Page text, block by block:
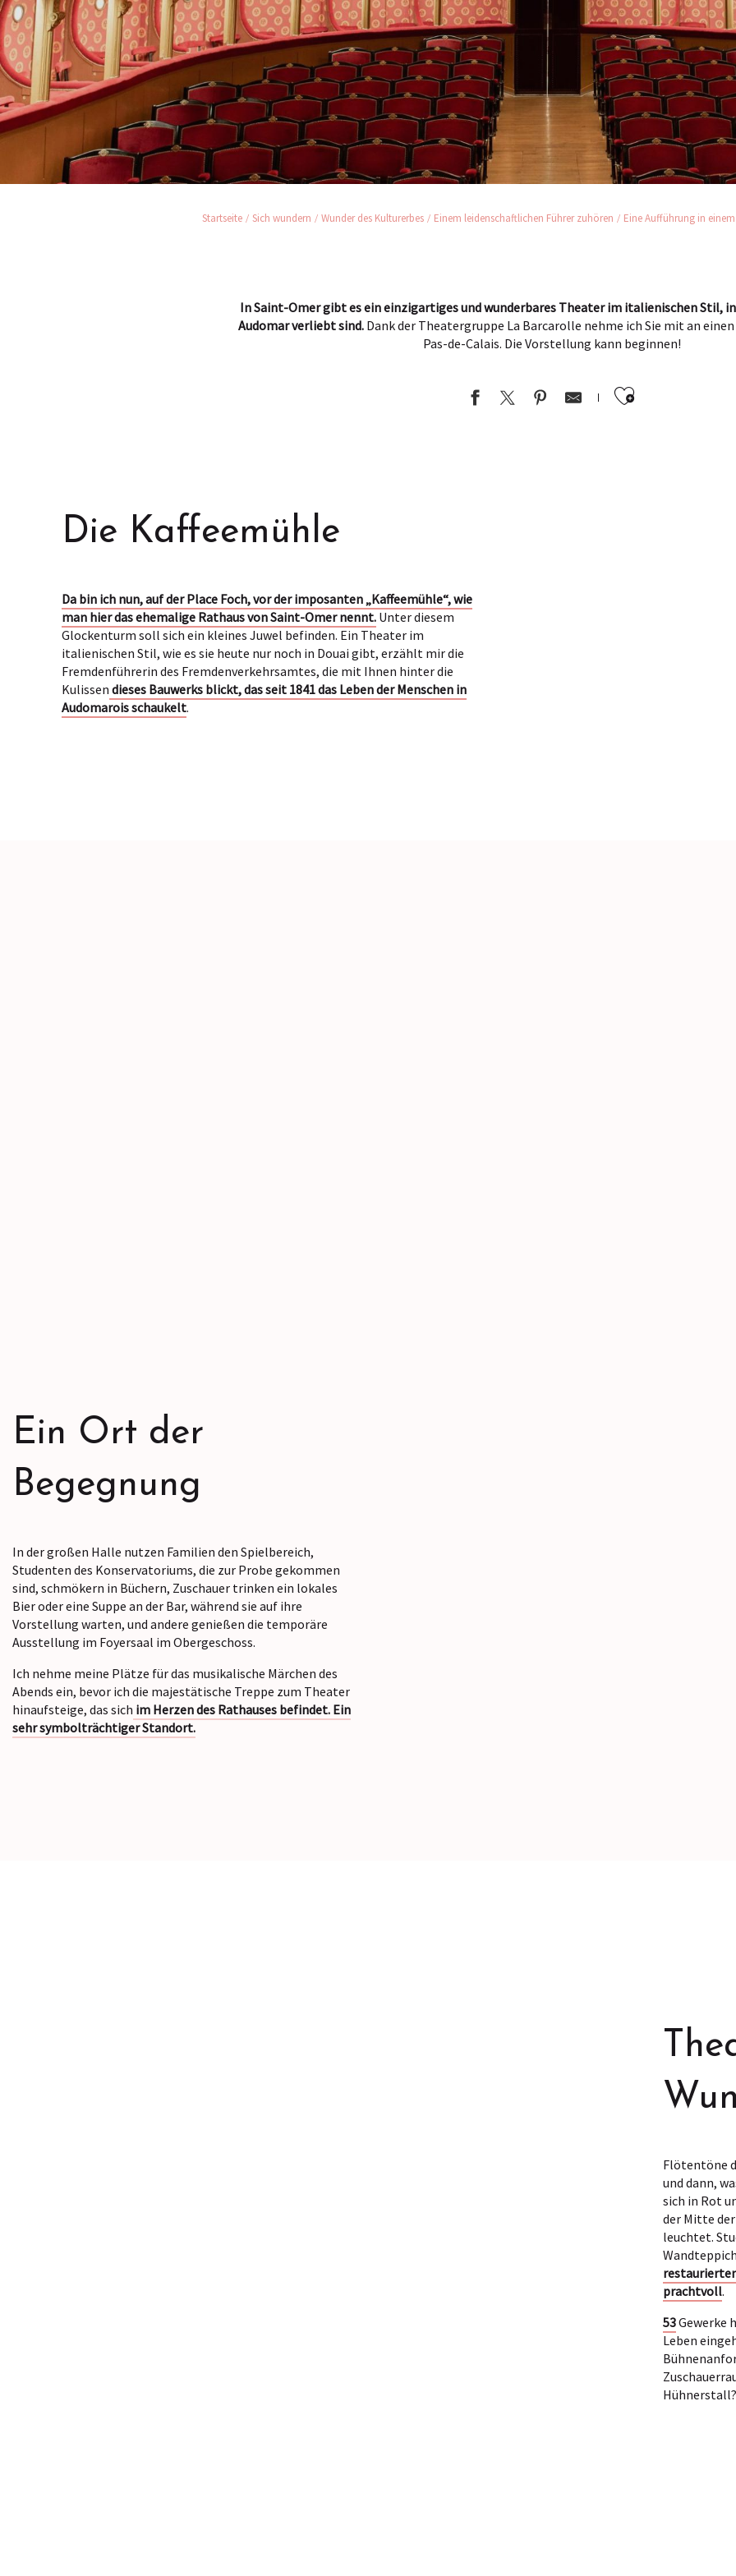
Startseite Sich wundern Wunder des Kulturerbes Einem leidenschaftlichen Führer zuhören Eine Aufführung in
In Saint-Omer gibt es ein einzigartiges und wunderbares Theater im italienischen Stil,
Audomar verliebt sind.Dank der Theatergruppe La Barcarolle nehme ich Sie mit an
Pas-de-Calais. Die Vorstellung kann beginnen!
Ajouter
Die Kaffeemühle
Da bin ich nun, auf der Place Foch, vor der imposanten „Kaffeemühle“, wie
man hier das ehemalige Rathaus von Saint-Omer nennt. Unter diesem
Glockenturm soll sich ein kleines Juwel befinden. Ein Theater im
italienischen Stil, wie es sie heute nur noch in Douai gibt, erzählt mir die
Fremdenführerin des Fremdenverkehrsamtes, die mit Ihnen hinter die
Kulissen dieses Bauwerks blickt, das seit 1841 das Leben der Menschen in
Audomarois schaukelt.
Ein Ort der
Begegnung
In der großen Halle nutzen Familien den Spielbereich,
Studenten des Konservatoriums, die zur Probe gekommen
sind, schmökern in Büchern, Zuschauer trinken ein lokales
Bier oder eine Suppe an der Bar, während sie auf ihre
Vorstellung warten, und andere genießen die temporäre
Ausstellung im Foyersaal im Obergeschoss.
Ich nehme meine Plätze für das musikalische Märchen des
Abends ein, bevor ich die majestätische Treppe zum Theater
hinaufsteige, das sich im Herzen des Rathauses befindet. Ein
sehr symbolträchtiger Standort.
Flötentöne
und dann,
sich in Rot
der Mitte
leuchtet.
prachtvoll.
53Gewerke
Leben